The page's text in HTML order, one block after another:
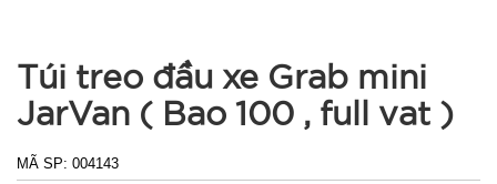
Túi treo đầu xe Grab mini
JarVan ( Bao 100 , full vat )
MÃ SP: 004143